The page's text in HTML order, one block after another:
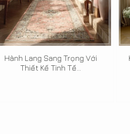
Hành Lang Sang Trọng Với
Thiết Kế Tinh Tế...